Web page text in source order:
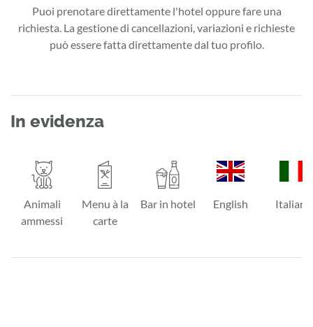
Puoi prenotare direttamente l'hotel oppure fare una
richiesta. La gestione di cancellazioni, variazioni e richieste
può essere fatta direttamente dal tuo profilo.
In evidenza
Animali
ammessi
Menu à la
carte
Bar in hotel English Italiano